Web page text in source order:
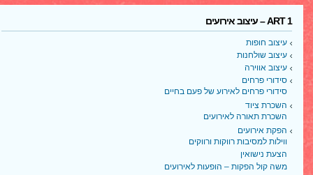
ART 1 – עיצוב אירועים
עיצוב חופות
עיצוב שולחנות
עיצוב אווירה
סידורי פרחים
סידורי פרחים לאירוע של פעם בחיים
השכרת ציוד
השכרת תאורה לאירועים
הפקת אירועים
ווילות למסיבות רווקות ורווקים
הצעת נישואין
משה קול הפקות – הופעות לאירועים